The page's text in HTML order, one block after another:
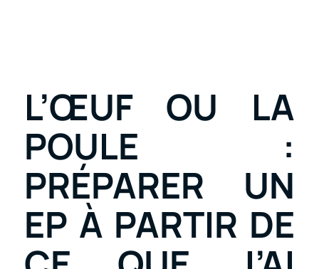
L’ŒUF OU LA
POULE :
PRÉPARER UN
EP À PARTIR DE